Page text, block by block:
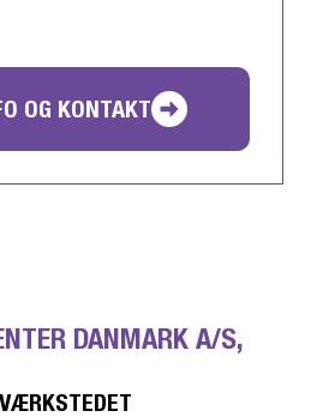
OG KONTAKT
DANMARK A/S,